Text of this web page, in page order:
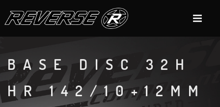
BASE DISC 32H
HR 142/10+12MM